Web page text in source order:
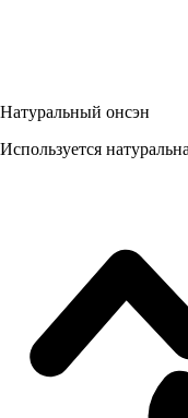
Натуральный онсэн
Используется